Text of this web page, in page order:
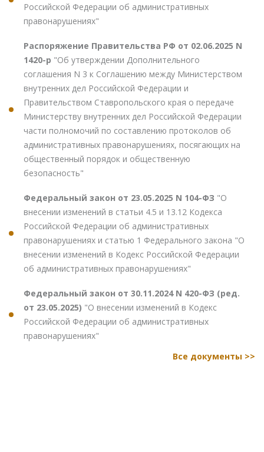
Российской Федерации об административных
правонарушениях"
Распоряжение Правительства РФ от 02.06.2025 N
1420-р "Об утверждении Дополнительного
соглашения N 3 к Соглашению между Министерством
внутренних дел Российской Федерации и
Правительством Ставропольского края о передаче
Министерству внутренних дел Российской Федерации
части полномочий по составлению протоколов об
административных правонарушениях, посягающих на
общественный порядок и общественную
безопасность"
Федеральный закон от 23.05.2025 N 104-ФЗ "О
внесении изменений в статьи 4.5 и 13.12 Кодекса
Российской Федерации об административных
правонарушениях и статью 1 Федерального закона "О
внесении изменений в Кодекс Российской Федерации
об административных правонарушениях"
Федеральный закон от 30.11.2024 N 420-ФЗ (ред.
от 23.05.2025) "О внесении изменений в Кодекс
Российской Федерации об административных
правонарушениях"
Все документы >>